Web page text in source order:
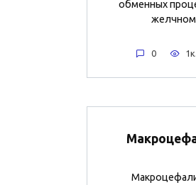
обменных
желчном
0 1к.